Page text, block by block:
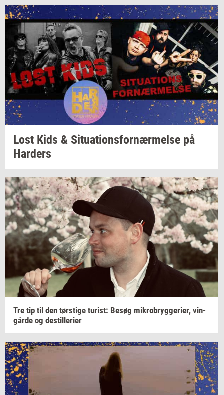
Lost Kids & Si­tu­a­tions­for­nær­mel­se på
Har­ders
Tre tip til den tørsti­ge turist: Besøg mi­kro­bryg­ge­ri­er, vin­
går­de og destil­le­ri­er